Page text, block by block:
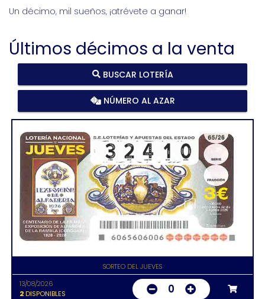
Un décimo, mil sueños, ¡atrévete a ganar!
Últimos décimos a la venta
BUSCAR LOTERÍA
NÚMERO AL AZAR
SORTEO DEL JUEVES
13/08/2026
2DISPONIBLES 0